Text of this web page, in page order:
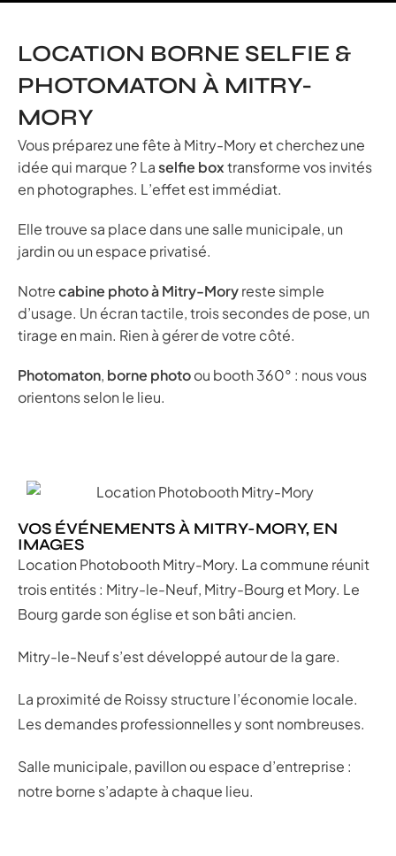
LOCATION BORNE SELFIE &
PHOTOMATON À MITRY-
MORY
Vous préparez une fête à Mitry-Mory et cherchez une
idée qui marque ? Laselfie boxtransforme vos invités
en photographes. L’effet est immédiat.
Elle trouve sa place dans une salle municipale, un
jardin ou un espace privatisé.
Notrecabine photo à Mitry-Moryreste simple
d’usage. Un écran tactile, trois secondes de pose, un
tirage en main. Rien à gérer de votre côté.
Photomaton, borne photoou booth 360° : nous vous
orientons selon le lieu.
VOS ÉVÉNEMENTS À MITRY-MORY, EN
IMAGES
Location Photobooth Mitry-Mory. La commune réunit
trois entités : Mitry-le-Neuf, Mitry-Bourg et Mory. Le
Bourg garde son église et son bâti ancien.
Mitry-le-Neuf s’est développé autour de la gare.
La proximité de Roissy structure l’économie locale.
Les demandes professionnelles y sont nombreuses.
Salle municipale, pavillon ou espace d’entreprise :
notre borne s’adapte à chaque lieu.